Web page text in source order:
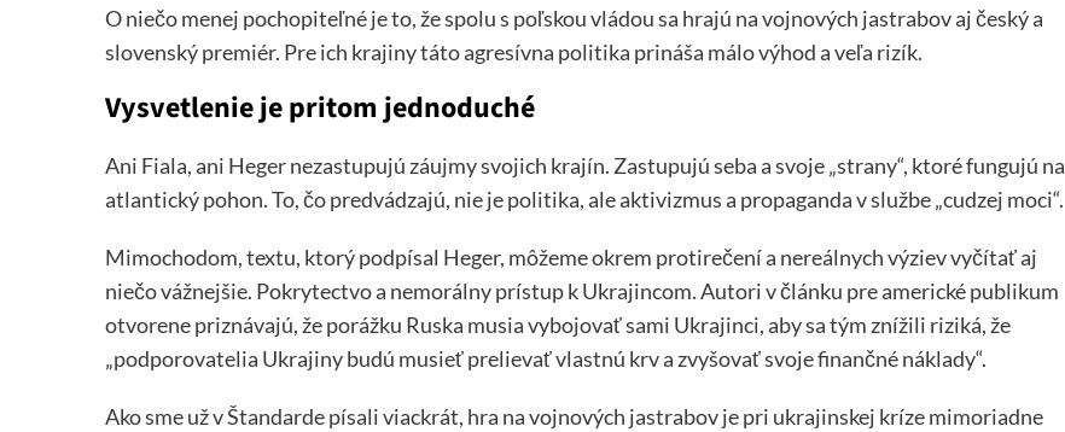
O niečo menej pochopiteľné je to, že spolu s poľskou vládou sa hrajú na vojnových jastrabov aj český a
slovenský premiér. Pre ich krajiny táto agresívna politika prináša málo výhod a veľa rizík.
Vysvetlenie je pritom jednoduché
Ani Fiala, ani Heger nezastupujú záujmy svojich krajín. Zastupujú seba a svoje „strany“, ktoré fungujú na
atlantický pohon. To, čo predvádzajú, nie je politika, ale aktivizmus a propaganda v službe „cudzej moci“.
Mimochodom, textu, ktorý podpísal Heger, môžeme okrem protirečení a nereálnych výziev vyčítať aj
niečo vážnejšie. Pokrytectvo a nemorálny prístup k Ukrajincom. Autori v článku pre americké publikum
otvorene priznávajú, že porážku Ruska musia vybojovať sami Ukrajinci, aby sa tým znížili riziká, že
„podporovatelia Ukrajiny budú musieť prelievať vlastnú krv a zvyšovať svoje finančné náklady“.
Ako sme už v Štandarde písali viackrát, hra na vojnových jastrabov je pri ukrajinskej kríze mimoriadne